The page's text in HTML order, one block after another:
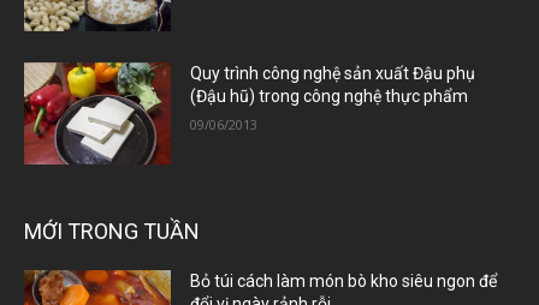
Quy trình công nghệ sản xuất Đậu phụ
(Đậu hũ) trong công nghệ thực phẩm
09/06/2013
MỚI TRONG TUẦN
Bỏ túi cách làm món bò kho siêu ngon để